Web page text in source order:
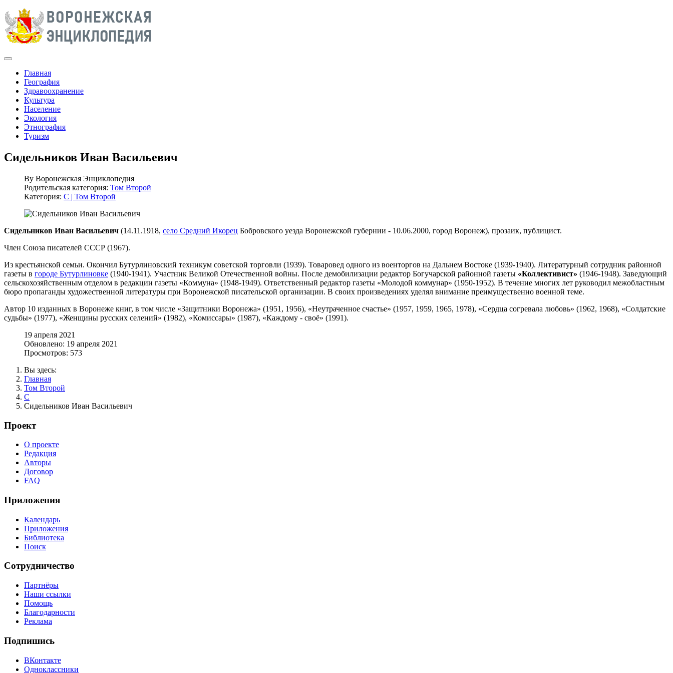
Главная
География
Здравоохранение
Культура
Население
Экология
Этнография
Туризм
Сидельников Иван Васильевич
By Воронежская Энциклопедия
Родительская категория: Том Второй
Категория: С | Том Второй
Сидельников Иван Васильевич (14.11.1918, село Средний Икорец Бобровского уезда Воронежской губернии - 10.06.2000, город Воронеж), прозаик, публицист.
Член Союза писателей СССР (1967).
Из крестьянской семьи. Окончил Бутурлиновский техникум советской торговли (1939). Товаровед одного из военторгов на Дальнем Востоке (1939-1940). Литературный сотрудник районной
газеты в городе Бутурлиновке (1940-1941). Участник Великой Отечественной войны. После демобилизации редактор Богучарской районной газеты «Коллективист» (1946-1948). Заведующий
сельскохозяйственным отделом в редакции газеты «Коммуна» (1948-1949). Ответственный редактор газеты «Молодой коммунар» (1950-1952). В течение многих лет руководил межобластным
бюро пропаганды художественной литературы при Воронежской писательской организации. В своих произведениях уделял внимание преимущественно военной теме.
Автор 10 изданных в Воронеже книг, в том числе «Защитники Воронежа» (1951, 1956), «Неутраченное счастье» (1957, 1959, 1965, 1978), «Сердца согревала любовь» (1962, 1968), «Солдатские
судьбы» (1977), «Женщины русских селений» (1982), «Комиссары» (1987), «Каждому - своё» (1991).
19 апреля 2021
Обновлено: 19 апреля 2021
Просмотров: 573
Вы здесь:
Главная
Том Второй
С
Сидельников Иван Васильевич
Проект
О проекте
Редакция
Авторы
Договор
FAQ
Приложения
Календарь
Приложения
Библиотека
Поиск
Сотрудничество
Партнёры
Наши ссылки
Помощь
Благодарности
Реклама
Подпишись
ВКонтакте
Одноклассники